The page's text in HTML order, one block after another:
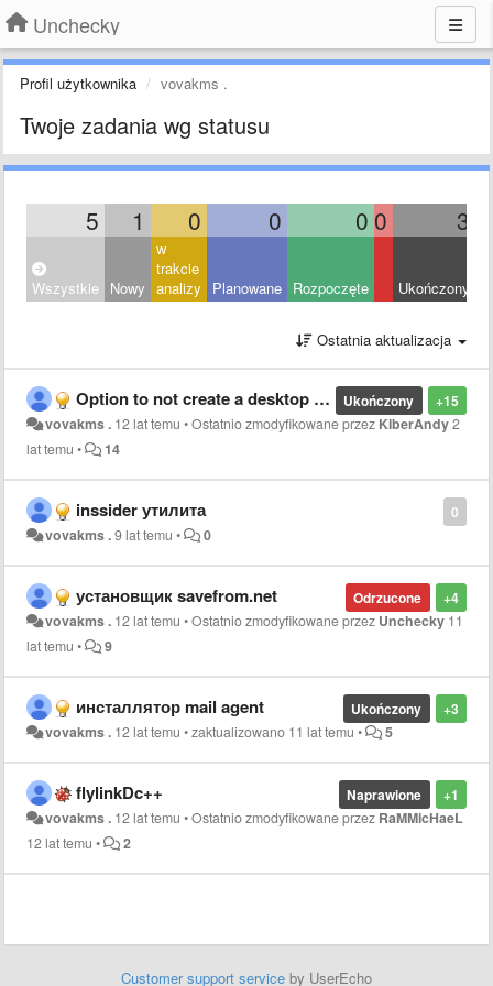
Unchecky
Profil użytkownika vovakms .
Twoje zadania wg statusu
5 1 0 0 0 0 3
Wszystkie Nowy
w
trakcie
analizy
Planowane Rozpoczęte Ukończony
Ostatnia aktualizacja
+15
Ukończony
Option to not create a desktop icon (ярлык на рабочем столе)
vovakms . 12 lat temu •Ostatnio zmodyfikowane przez KiberAndy2
lat temu • 14
0
inssider утилита
vovakms .9 lat temu • 0
+4
Odrzucone
установщик savefrom.net
vovakms . 12 lat temu •Ostatnio zmodyfikowane przez Unchecky 11
lat temu • 9
+3
Ukończony
инсталлятор mail agent
vovakms . 12 lat temu •zaktualizowano 11 lat temu • 5
+1
Naprawione
flylinkDc++
vovakms . 12 lat temu •Ostatnio zmodyfikowane przez RaMMicHaeL
12 lat temu • 2
Customer support service by UserEcho